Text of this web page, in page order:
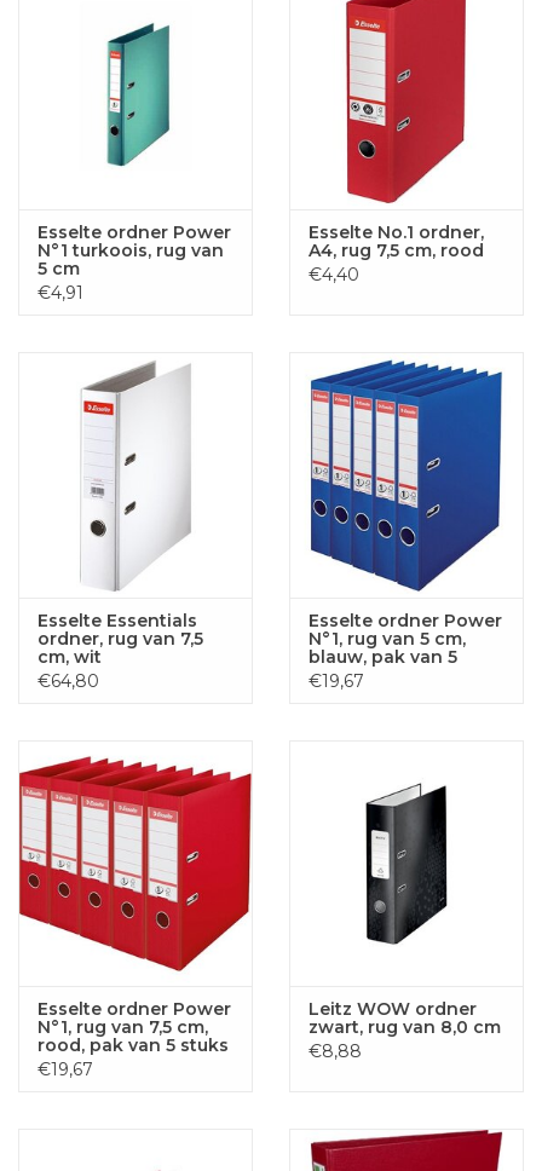
Esselte ordner Power
N°1 turkoois, rug van
5 cm
€4,91
Esselte No.1 ordner,
A4, rug 7,5 cm, rood
€4,40
Esselte Essentials
ordner, rug van 7,5
cm, wit
€64,80
Esselte ordner Power
N°1, rug van 5 cm,
blauw, pak van 5
stuks
€19,67
Esselte ordner Power
N°1, rug van 7,5 cm,
rood, pak van 5 stuks
€19,67
Leitz WOW ordner
zwart, rug van 8,0 cm
€8,88